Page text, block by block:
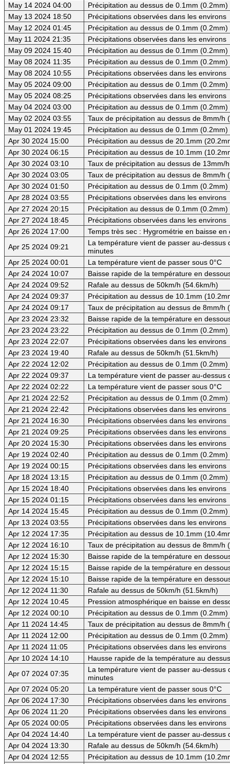
May 14 2024 04:00
Précipitation au dessus de 0.1mm
May 13 2024 18:50
Précipitations observées dans les environs
May 12 2024 01:45
Précipitation au dessus de 0.1mm
May 11 2024 21:35
Précipitations observées dans les environs
May 09 2024 15:40
Précipitation au dessus de 0.1mm
May 08 2024 11:35
Précipitation au dessus de 0.1mm
May 08 2024 10:55
Précipitations observées dans les environs
May 05 2024 09:00
Précipitation au dessus de 0.1mm
May 05 2024 08:25
Précipitations observées dans les environs
May 04 2024 03:00
Précipitation au dessus de 0.1mm
May 02 2024 03:55
Taux de précipitation au dessus de 8mm/h
May 01 2024 19:45
Précipitation au dessus de 0.1mm
Apr 30 2024 15:00
Précipitation au dessus de 20.1mm
Apr 30 2024 06:15
Précipitation au dessus de 10.1mm
Apr 30 2024 03:10
Taux de précipitation au dessus de 13mm/
Apr 30 2024 03:05
Taux de précipitation au dessus de 8mm/h
Apr 30 2024 01:50
Précipitation au dessus de 0.1mm
Apr 28 2024 03:55
Précipitations observées dans les environs
Apr 27 2024 20:15
Précipitation au dessus de 0.1mm
Apr 27 2024 18:45
Précipitations observées dans les environs
Apr 26 2024 17:00
Temps très sec : Hygrométrie en baisse
Apr 25 2024 09:21
La température vient de passer au-
minutes
Apr 25 2024 00:01
La température vient de passer sous 0°C
Apr 24 2024 10:07
Baisse rapide de la température en
Apr 24 2024 09:52
Rafale au dessus de 50km/h (54.6km/h)
Apr 24 2024 09:37
Précipitation au dessus de 10.1mm
Apr 24 2024 09:17
Taux de précipitation au dessus de 8mm/h
Apr 23 2024 23:32
Baisse rapide de la température en
Apr 23 2024 23:22
Précipitation au dessus de 0.1mm
Apr 23 2024 22:07
Précipitations observées dans les environs
Apr 23 2024 19:40
Rafale au dessus de 50km/h (51.5km/h)
Apr 22 2024 12:02
Précipitation au dessus de 0.1mm
Apr 22 2024 09:37
La température vient de passer au-
Apr 22 2024 02:22
La température vient de passer sous 0°C
Apr 21 2024 22:52
Précipitation au dessus de 0.1mm
Apr 21 2024 22:42
Précipitations observées dans les environs
Apr 21 2024 16:30
Précipitations observées dans les environs
Apr 21 2024 09:25
Précipitations observées dans les environs
Apr 20 2024 15:30
Précipitations observées dans les environs
Apr 19 2024 02:40
Précipitation au dessus de 0.1mm
Apr 19 2024 00:15
Précipitations observées dans les environs
Apr 18 2024 13:15
Précipitation au dessus de 0.1mm
Apr 15 2024 18:40
Précipitations observées dans les environs
Apr 15 2024 01:15
Précipitations observées dans les environs
Apr 14 2024 15:45
Précipitation au dessus de 0.1mm
Apr 13 2024 03:55
Précipitations observées dans les environs
Apr 12 2024 17:35
Précipitation au dessus de 10.1mm
Apr 12 2024 16:10
Taux de précipitation au dessus de 8mm/h
Apr 12 2024 15:30
Baisse rapide de la température en
Apr 12 2024 15:15
Baisse rapide de la température en
Apr 12 2024 15:10
Baisse rapide de la température en
Apr 12 2024 11:30
Rafale au dessus de 50km/h (51.5km/h)
Apr 12 2024 10:45
Pression atmosphérique en baisse en
Apr 12 2024 00:10
Précipitation au dessus de 0.1mm
Apr 11 2024 14:45
Taux de précipitation au dessus de 8mm/h
Apr 11 2024 12:00
Précipitation au dessus de 0.1mm
Apr 11 2024 11:05
Précipitations observées dans les environs
Apr 10 2024 14:10
Hausse rapide de la température au
Apr 07 2024 07:35
La température vient de passer au-
minutes
Apr 07 2024 05:20
La température vient de passer sous 0°C
Apr 06 2024 17:30
Précipitations observées dans les environs
Apr 06 2024 11:20
Précipitations observées dans les environs
Apr 05 2024 00:05
Précipitations observées dans les environs
Apr 04 2024 14:40
La température vient de passer au-dessus
Apr 04 2024 13:30
Rafale au dessus de 50km/h (54.6km/h)
Apr 04 2024 12:55
Précipitation au dessus de 10.1mm